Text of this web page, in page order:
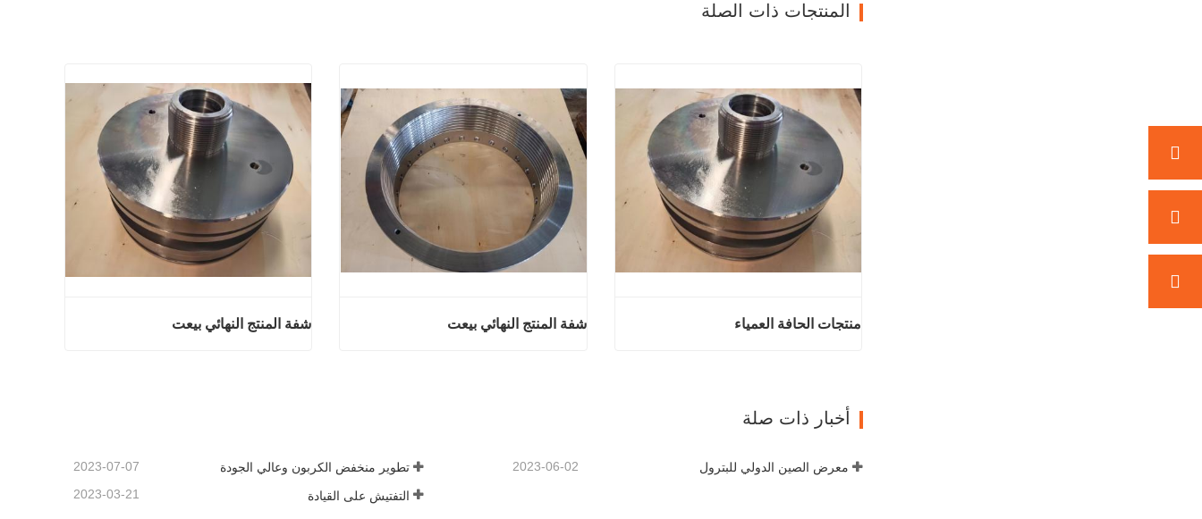
المنتجات ذات الصلة
شفة المنتج النهائي بيعت شفة المنتج النهائي بيعت منتجات الحافة العمياء
أخبار ذات صلة
تطوير منخفض الكربون وعالي الجودة 2023-07-07 معرض الصين الدولي للبترول 2023-06-02
التفتيش على القيادة 2023-03-21